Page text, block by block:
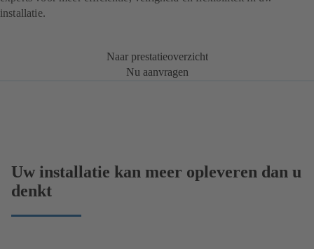
installatie.
Naar prestatieoverzicht
Nu aanvragen
Uw installatie kan meer opleveren dan u
denkt